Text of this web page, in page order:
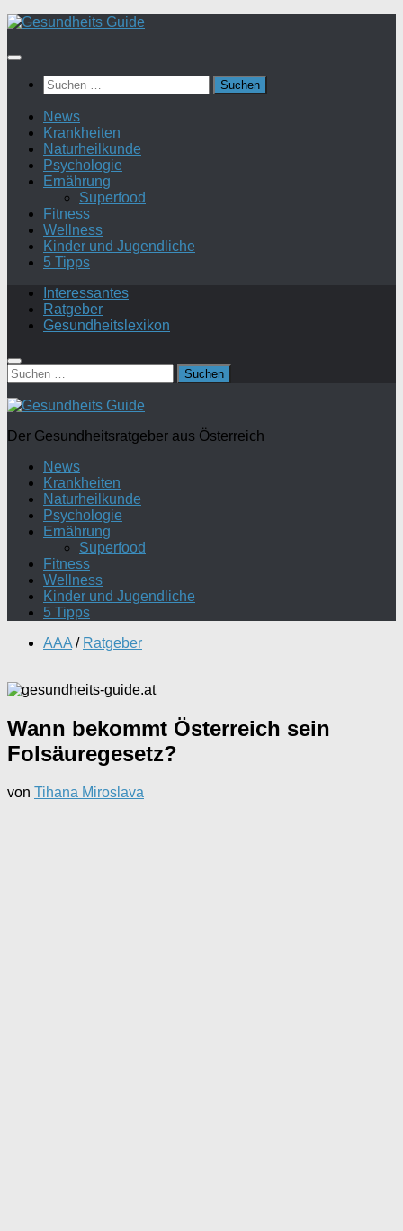
Suchen
nach:
News
Krankheiten
Naturheilkunde
Psychologie
Ernährung
Superfood
Fitness
Wellness
Kinder und Jugendliche
5 Tipps
Interessantes
Ratgeber
Gesundheitslexikon
Suchen
nach:
Der Gesundheitsratgeber aus Österreich
News
Krankheiten
Naturheilkunde
Psychologie
Ernährung
Superfood
Fitness
Wellness
Kinder und Jugendliche
5 Tipps
AAA / Ratgeber
Wann bekommt Österreich sein
Folsäuregesetz?
von Tihana Miroslava